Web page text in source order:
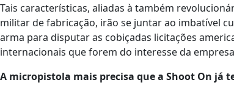
Tais características, aliadas à também
militar de fabricação, irão se juntar ao imbatível
arma para disputar as cobiçadas licitações
internacionais que forem do interesse da
A micropistola mais precisa que a Shoot On já